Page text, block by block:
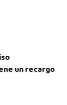
un recargo